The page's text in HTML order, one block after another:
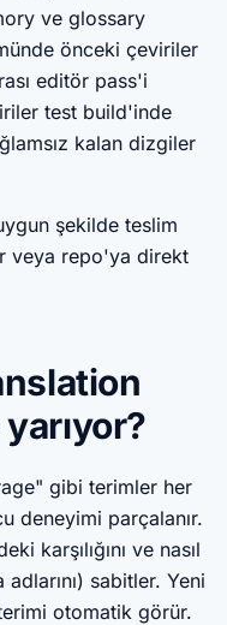
ve glossary
önceki çeviriler
editör pass'i
test build'inde
kalan dizgiler
şekilde teslim
veya repo'ya direkt
gibi terimler her
deneyimi parçalanır.
karşılığını ve nasıl
sabitler. Yeni
otomatik görür.